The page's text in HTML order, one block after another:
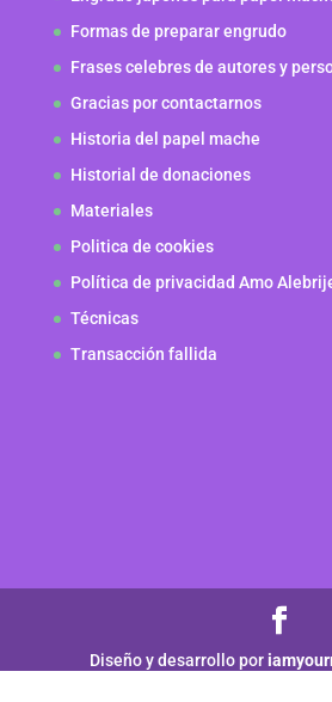
Formas de preparar engrudo
Frases celebres de autores y
Gracias por contactarnos
Historia del papel mache
Historial de donaciones
Materiales
Politica de cookies
Política de privacidad Amo
Técnicas
Transacción fallida
Diseño y desarrollo por